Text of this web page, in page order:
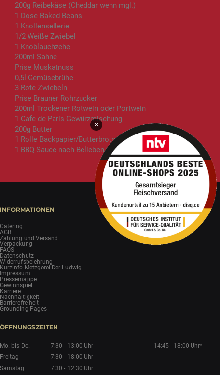
200g Reibekäse (Cheddar wenn mgl.)
1 Dose Baked Beans
1 Knollensellerie
1/2 Weiße Zwiebel
1 Knoblauchzehe
200ml Sahne
Prise Muskatnuss
0,5l Gemüsebrühe
3 Rote Zwiebeln
Prise Brauner Rohrzucker
200ml Trockener Rotwein oder Portwein
1 Cafe de Paris Gewürzmischung
200g Butter
1 Rolle Backpapier/Butterbrotpapier
1 BBQ Sauce nach Belieben
INFORMATIONEN
Catering
AGB
Zahlung und Versand
Verpackung
FAQS
Datenschutz
Widerrufsbelehrung
Kurzinfo Metzgerei Der Ludwig
Impressum
Pressemappe
Gewinnspiel
Karriere
Nachhaltigkeit
Barrierefreiheit
Grounding Pages
ÖFFNUNGSZEITEN
Mo. bis Do. 7:30 - 13:00 Uhr
14:45 - 18:00 Uhr*
Freitag
7:30 - 18:00 Uhr
Samstag
7:30 - 12:30 Uhr
×